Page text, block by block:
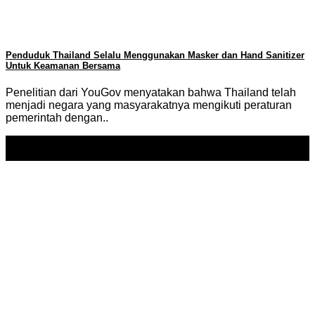
Penduduk Thailand Selalu Menggunakan Masker dan Hand Sanitizer
Untuk Keamanan Bersama
Penelitian dari YouGov menyatakan bahwa Thailand telah
menjadi negara yang masyarakatnya mengikuti peraturan
pemerintah dengan..